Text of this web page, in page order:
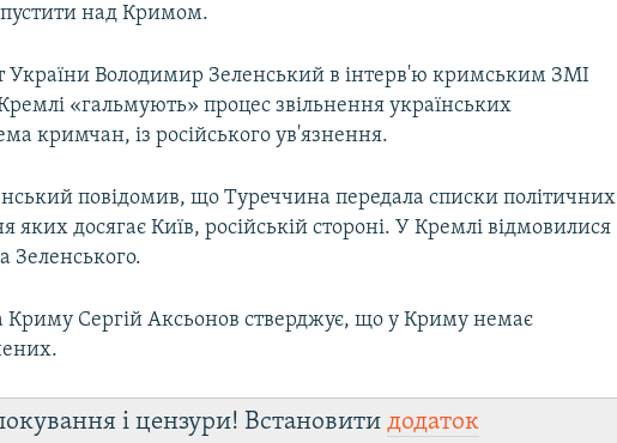
над Кримом.
України Володимир Зеленський в інтерв'ю кримським ЗМІ
«гальмують» процес звільнення українських
кримчан, із російського ув'язнення.
повідомив, що Туреччина передала списки політичних
яких досягає Київ, російській стороні. У Кремлі відмовилися
Зеленського.
Криму Сергій Аксьонов стверджує, що у Криму немає
і цензури! Встановитидодаток